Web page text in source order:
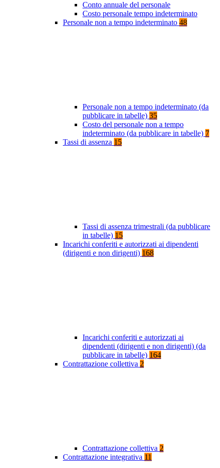
Conto annuale del personale
Costo personale tempo indeterminato
Personale non a tempo indeterminato 48
Personale non a tempo indeterminato (da
pubblicare in tabelle) 35
Costo del personale non a tempo
indeterminato (da pubblicare in tabelle) 7
Tassi di assenza 15
Tassi di assenza trimestrali (da pubblicare
in tabelle) 15
Incarichi conferiti e autorizzati ai dipendenti
(dirigenti e non dirigenti) 168
Incarichi conferiti e autorizzati ai
dipendenti (dirigenti e non dirigenti) (da
pubblicare in tabelle) 164
Contrattazione collettiva 2
Contrattazione collettiva 2
Contrattazione integrativa 11